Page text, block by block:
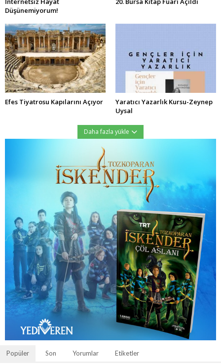
Düşünemiyorum!
Efes Tiyatrosu Kapılarını Açıyor
Yaratıcı Yazarlık Kursu-Zeynep
Uysal
Daha fazla yükle
Popüler Son Yorumlar Etiketler